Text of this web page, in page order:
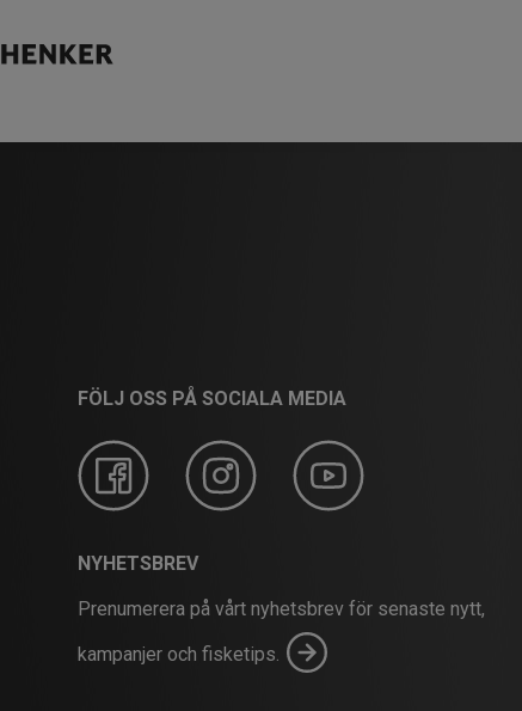
FÖLJ OSS PÅ SOCIALA MEDIA
NYHETSBREV
Prenumerera på vårt nyhetsbrev för senaste nytt,
kampanjer och fisketips.